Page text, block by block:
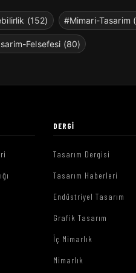
(152) #Mimari-Tasarim
Felsefesi (80)
DERGI
Tasarım Dergisi
Tasarım Haberleri
Endüstriyel Tasarım
Grafik Tasarım
İç Mimarlık
Mimarlık